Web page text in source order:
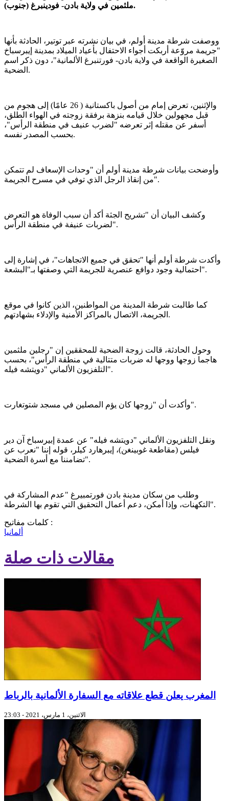
ملثمين في ولاية بادن- فودينبرغ (جنوب).
ووصفت شرطة مدينة أولم، في بيان نشرته عبر توتير، الحادثة بأنها
"جريمة مروّعة أربكت أجواء الاحتفال بأعياد الميلاد بمدينة إيبرسباخ
الصغيرة الواقعة في ولاية بادن- فورتنبرغ الألمانية"، دون ذكر اسم
الضحية.
والإثنين، تعرض إمام من أصول باكستانية ( 26 عامًا) إلى هجوم من
قبل مجهولين خلال قيامه بنزهة برفقة زوجته في الهواء الطلق،
أسفر عن مقتله إثر تعرضه "لضرب عنيف في منطقة الرأس"،
بحسب المصدر نفسه.
وأوضحت بيانات شرطة مدينة أولم أن "وحدات الإسعاف لم تتمكن
من إنقاذ الرجل الذي توفي في مسرح الجريمة".
وكشف البيان أن "تشريح الجثة أكد أن سبب الوفاة هو التعرض
لضربات عنيفة في منطقة الرأس".
وأكدت شرطة أولم أنها "تحقق في جميع الاتجاهات"، في إشارة إلى
احتمالية وجود دوافع عنصرية للجريمة التي وصفتها بـ"البشعة".
كما طالبت شرطة المدينة من المواطنين، الذين كانوا في موقع
الجريمة، الاتصال بالمراكز الأمنية والإدلاء بشهادتهم.
وحول الحادثة، قالت زوجة الضحية للمحققين إن "رجلين ملثمين
هاجما زوجها ووجها له ضربات متتالية في منطقة الرأس"، بحسب
التلفزيون الألماني "دويتشه فيله".
وأكدت أن "زوجها كان يؤم المصلين في مسجد شتوتغارت".
ونقل التلفزيون الألماني "دويتشه فيله" عن عمدة إبيرسباخ آن دير
فيلس (مقاطعة غوبينغن)، إيبرهارد كيلر، قوله إننا "نعرب عن
تضامننا مع أسرة الضحية".
وطلب من سكان مدينة بادن فورتمبيرغ "عدم المشاركة في
التكهنات، وإذا أمكن، دعم أعمال التحقيق التي تقوم بها الشرطة".
كلمات مفاتيح :
ألمانيا
مقالات ذات صلة
المغرب يعلن قطع علاقاته مع السفارة الألمانية بالرباط
الاثنين، 1 مارس، 2021 - 23:03